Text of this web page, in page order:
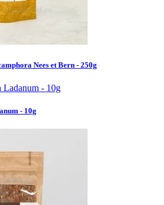
Nees et Bern - 250g
- 10g